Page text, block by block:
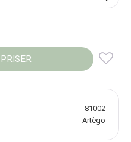
81002
Artègo